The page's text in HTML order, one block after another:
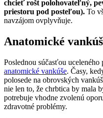
chcieť rošt polohovateľný,
priestoru pod posteľou). To
navzájom ovplyvňuje.
Anatomické
Poslednou súčasťou uceleného
anatomické vankúše. Časy,
polosede na obrovských
nie len to, že chrbtica by mala
potrebuje vhodne zvolenú
zdravotné problémy.